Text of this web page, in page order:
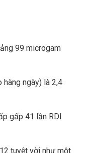
99 microgam
hàng ngày) là 2,4
gấp 41 lần RDI
tuyệt vời như một